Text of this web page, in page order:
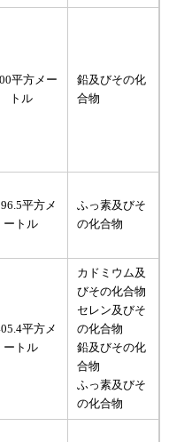
平方メー
トル
鉛及びその化
合物
平方メ
ートル
ふっ素及びそ
の化合物
平方メ
ートル
カドミウム及
びその化合物
セレン及びそ
の化合物
鉛及びその化
合物
ふっ素及びそ
の化合物